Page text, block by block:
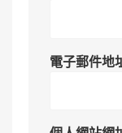
電子郵件地